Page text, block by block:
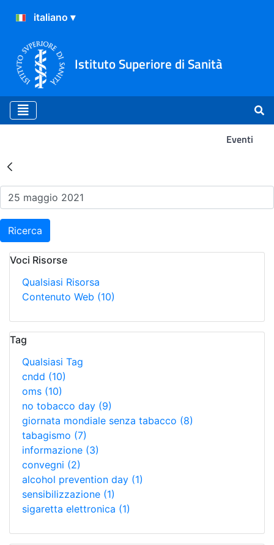
Istituto Superiore di Sanità
Eventi
Risultati della Ricerca -
Ricerca
Voci Risorse
Qualsiasi Risorsa
Contenuto Web (10)
Tag
Qualsiasi Tag
cndd (10)
oms (10)
no tobacco day (9)
giornata mondiale senza tabacco (8)
tabagismo (7)
informazione (3)
convegni (2)
alcohol prevention day (1)
sensibilizzazione (1)
sigaretta elettronica (1)